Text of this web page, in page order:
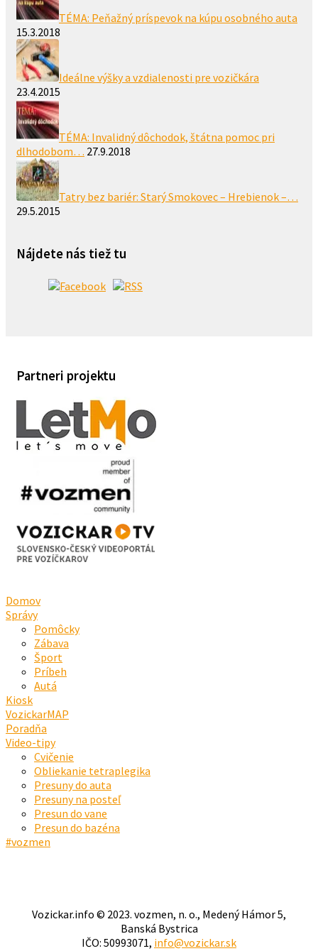
TÉMA: Peňažný príspevok na kúpu osobného auta
15.3.2018
Ideálne výšky a vzdialenosti pre vozičkára
23.4.2015
TÉMA: Invalidný dôchodok, štátna pomoc pri
dlhodobom… 27.9.2018
Tatry bez bariér: Starý Smokovec – Hrebienok –…
29.5.2015
Nájdete nás tiež tu
Partneri projektu
Domov
Správy
Pomôcky
Zábava
Šport
Príbeh
Autá
Kiosk
VozickarMAP
Poradňa
Video-tipy
Cvičenie
Obliekanie tetraplegika
Presuny do auta
Presuny na posteľ
Presun do vane
Presun do bazéna
#vozmen
Vozickar.info © 2023. vozmen, n. o., Medený Hámor 5,
Banská Bystrica
IČO: 50993071, info@vozickar.sk